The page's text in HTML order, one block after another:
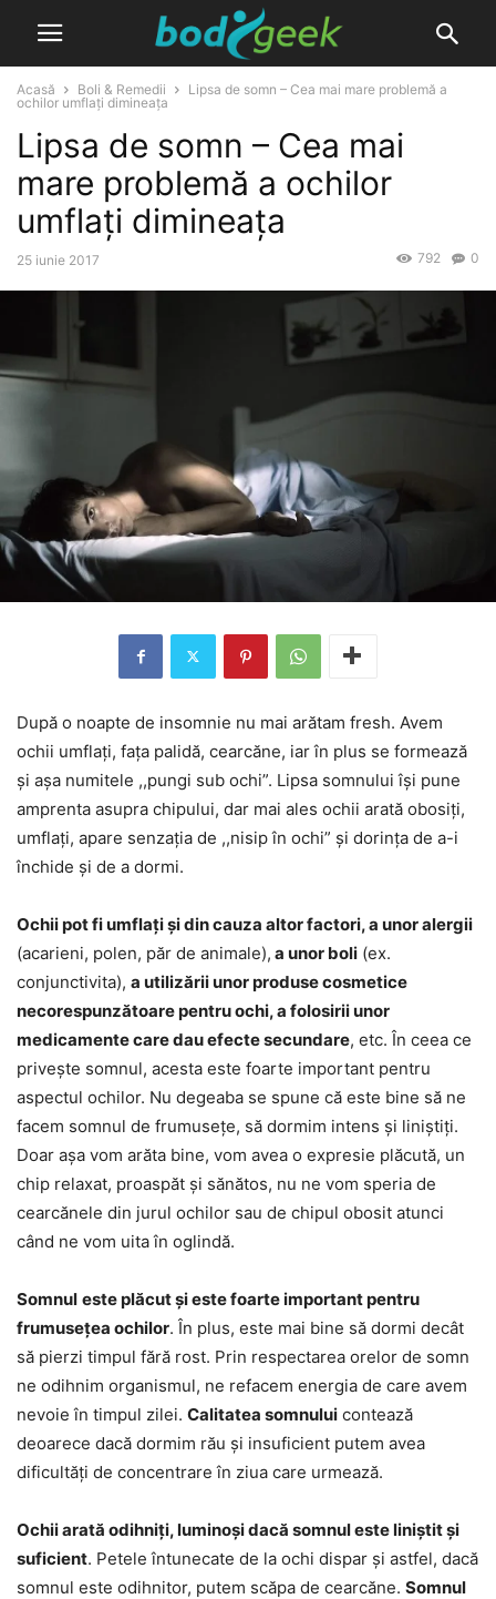
Acasă Boli & Remedii
Lipsa de somn – Cea mai mare problemă a
ochilor umflați dimineața
Lipsa de somn – Cea mai
mare problemă a ochilor
umflați dimineața
25 iunie 2017 0
792
După o noapte de insomnie nu mai arătam fresh. Avem
ochii umflați, fața palidă, cearcăne, iar în plus se formează
și așa numitele ,,pungi sub ochi”. Lipsa somnului își pune
amprenta asupra chipului, dar mai ales ochii arată obosiți,
umflați, apare senzația de ,,nisip în ochi” și dorința de a-i
închide și de a dormi.
Ochii pot fi umflați și din cauza altor factori, a unor alergii
(acarieni, polen, păr de animale), a unor boli (ex.
conjunctivita), a utilizării unor produse cosmetice
necorespunzătoare pentru ochi, a folosirii unor
medicamente care dau efecte secundare, etc. În ceea ce
privește somnul, acesta este foarte important pentru
aspectul ochilor. Nu degeaba se spune că este bine să ne
facem somnul de frumusețe, să dormim intens și liniștiți.
Doar așa vom arăta bine, vom avea o expresie plăcută, un
chip relaxat, proaspăt și sănătos, nu ne vom speria de
cearcănele din jurul ochilor sau de chipul obosit atunci
când ne vom uita în oglindă.
Somnul este plăcut și este foarte important pentru
frumusețea ochilor. În plus, este mai bine să dormi decât
să pierzi timpul fără rost. Prin respectarea orelor de somn
ne odihnim organismul, ne refacem energia de care avem
nevoie în timpul zilei. Calitatea somnului contează
deoarece dacă dormim rău și insuficient putem avea
dificultăți de concentrare în ziua care urmează.
Ochii arată odihniți, luminoși dacă somnul este liniștit și
suficient. Petele întunecate de la ochi dispar și astfel, dacă
somnul este odihnitor, putem scăpa de cearcăne. Somnul